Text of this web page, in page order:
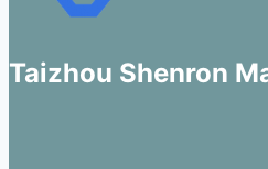
Taizhou Shenron